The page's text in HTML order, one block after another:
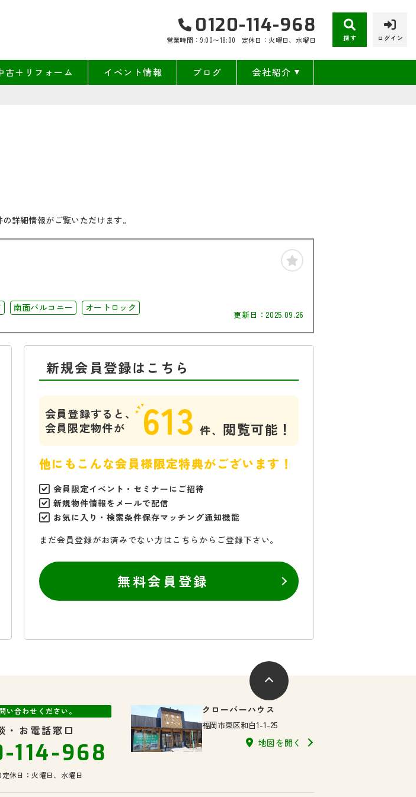
0120-114-968
営業時間：9:00〜18:00 定休日：火曜日、水曜日 探す ログイン
古＋リフォーム イベント情報 ブログ 会社紹介
詳細情報がご覧いただけます。
南面バルコニー オートロック
更新日：2025.09.26
新規会員登録はこちら
会員登録すると、
会員限定物件が
613 件、 閲覧可能！
他にもこんな会員様限定特典がございます！
会員限定イベント・セミナーにご招待
新規物件情報をメールで配信
お気に入り・検索条件保存マッチング通知機能
まだ会員登録がお済みでない方はこちらからご登録下さい。
無料会員登録
い合わせください。
・お電話窓口
114-968
定休日：火曜日、水曜日
クローバーハウス
福岡市東区和白1-1-25
地図を開く